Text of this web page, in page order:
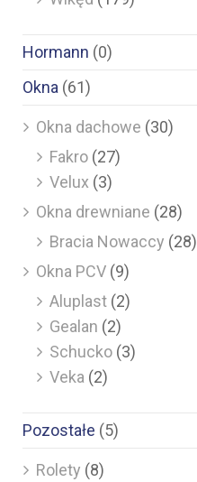
Hormann (0)
Okna (61)
Okna dachowe (30)
Fakro (27)
Velux (3)
Okna drewniane (28)
Bracia Nowaccy (28)
Okna PCV (9)
Aluplast (2)
Gealan (2)
Schucko (3)
Veka (2)
Pozostałe (5)
Rolety (8)